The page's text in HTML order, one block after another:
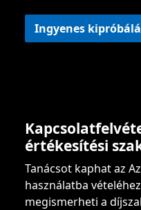
Ingyenes
értékesítési
Tanácsot kaphat az
használatba
megismerheti a